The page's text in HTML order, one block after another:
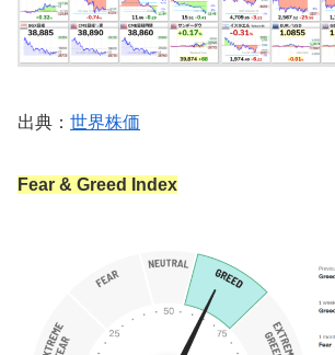
出典： 世界株価
Fear & Greed Index